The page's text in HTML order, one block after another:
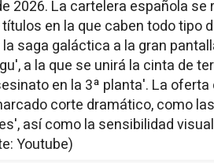
2026. La cartelera española
en la que caben todo tipo
saga galáctica a la gran
a la que se unirá la cinta de
en la 3ª planta'. La
corte dramático, como
así como la sensibilidad
Youtube)